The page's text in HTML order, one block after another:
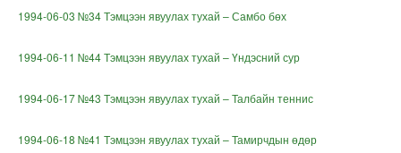
1994-06-03 №34 Тэмцээн явуулах тухай – Самбо бөх
1994-06-11 №44 Тэмцээн явуулах тухай – Үндэсний сур
1994-06-17 №43 Тэмцээн явуулах тухай – Талбайн теннис
1994-06-18 №41 Тэмцээн явуулах тухай – Тамирчдын өдөр